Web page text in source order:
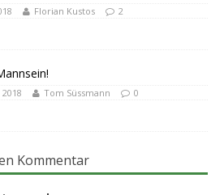
Florian Kustos 2
Tom Süssmann 0
Kommentar